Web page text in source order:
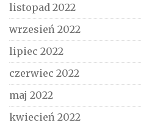
listopad 2022
wrzesień 2022
lipiec 2022
czerwiec 2022
maj 2022
kwiecień 2022